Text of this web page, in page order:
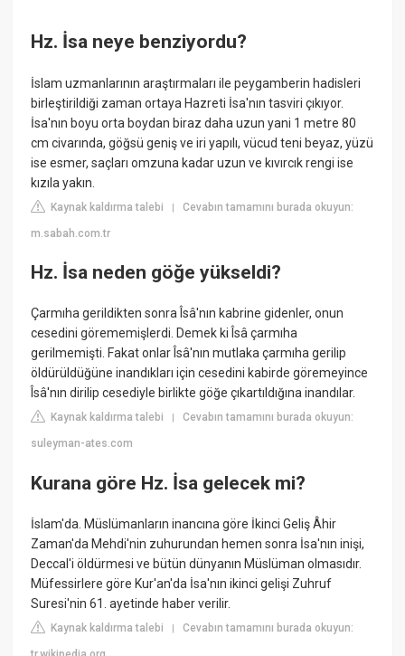
Hz. İsa neye benziyordu?
İslam uzmanlarının araştırmaları ile peygamberin hadisleri
birleştirildiği zaman ortaya Hazreti İsa'nın tasviri çıkıyor.
İsa'nın boyu orta boydan biraz daha uzun yani 1 metre 80
cm civarında, göğsü geniş ve iri yapılı, vücud teni beyaz, yüzü
ise esmer, saçları omzuna kadar uzun ve kıvırcık rengi ise
kızıla yakın.
Kaynak kaldırma talebi |Cevabın tamamını burada okuyun:
m.sabah.com.tr
Hz. İsa neden göğe yükseldi?
Çarmıha gerildikten sonra Îsâ'nın kabrine gidenler, onun
cesedini görememişlerdi. Demek ki Îsâ çarmıha
gerilmemişti. Fakat onlar Îsâ'nın mutlaka çarmıha gerilip
öldürüldüğüne inandıkları için cesedini kabirde göremeyince
Îsâ'nın dirilip cesediyle birlikte göğe çıkartıldığına inandılar.
Kaynak kaldırma talebi |Cevabın tamamını burada okuyun:
suleyman-ates.com
Kurana göre Hz. İsa gelecek mi?
İslam'da. Müslümanların inancına göre İkinci Geliş Âhir
Zaman'da Mehdi'nin zuhurundan hemen sonra İsa'nın inişi,
Deccal'i öldürmesi ve bütün dünyanın Müslüman olmasıdır.
Müfessirlere göre Kur'an'da İsa'nın ikinci gelişi Zuhruf
Suresi'nin 61. ayetinde haber verilir.
Kaynak kaldırma talebi |Cevabın tamamını burada okuyun: